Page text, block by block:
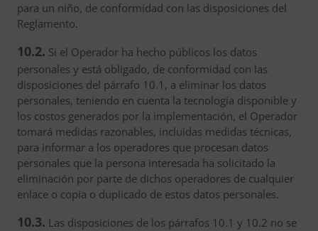
para un niño, de conformidad con las disposiciones del
Reglamento.
10.2. Si el Operador ha hecho públicos los datos
personales y está obligado, de conformidad con las
disposiciones del párrafo 10.1, a eliminar los datos
personales, teniendo en cuenta la tecnología disponible y
los costos generados por la implementación, el Operador
tomará medidas razonables, incluidas medidas técnicas,
para informar a los operadores que procesan datos
personales que la persona interesada ha solicitado la
eliminación por parte de dichos operadores de cualquier
enlace o copia o duplicado de estos datos personales.
10.3. Las disposiciones de los párrafos 10.1 y 10.2 no se